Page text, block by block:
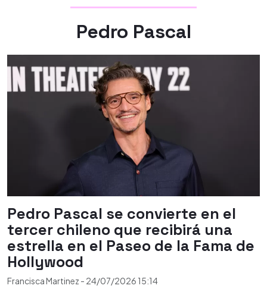
Pedro Pascal
Pedro Pascal se convierte en el
tercer chileno que recibirá una
estrella en el Paseo de la Fama de
Hollywood
Francisca Martinez - 24/07/2026 15:14